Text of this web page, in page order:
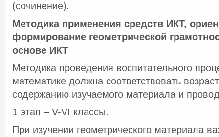
(сочинение).
Методика применения средств ИКТ,
формирование геометрической
основе ИКТ
Методика проведения воспитательного
математике должна соответствовать
содержанию изучаемого материала и
1 этап – V-VI классы.
При изучении геометрического материала